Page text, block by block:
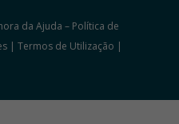
da Ajuda – Política de
| Termos de Utilização